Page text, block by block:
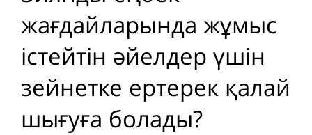
жағдайларында жұмыс
істейтін әйелдер үшін
зейнетке ертерек қалай
шығуға болады?